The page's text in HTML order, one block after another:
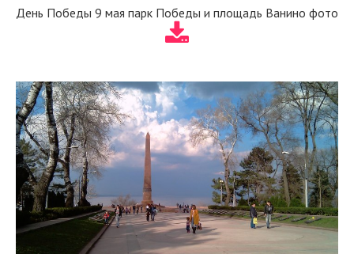
День Победы 9 мая парк Победы и площадь Ванино фото